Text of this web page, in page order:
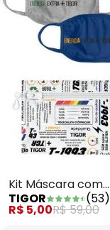
Kit Máscara com
Necessaire Branco
Menino
TIGOR (53)
R$ 5,00R$ 59,00